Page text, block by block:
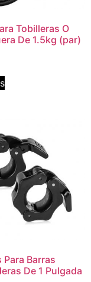
Tobilleras O
De 1.5kg (par)
Para Barras
De 1 Pulgada